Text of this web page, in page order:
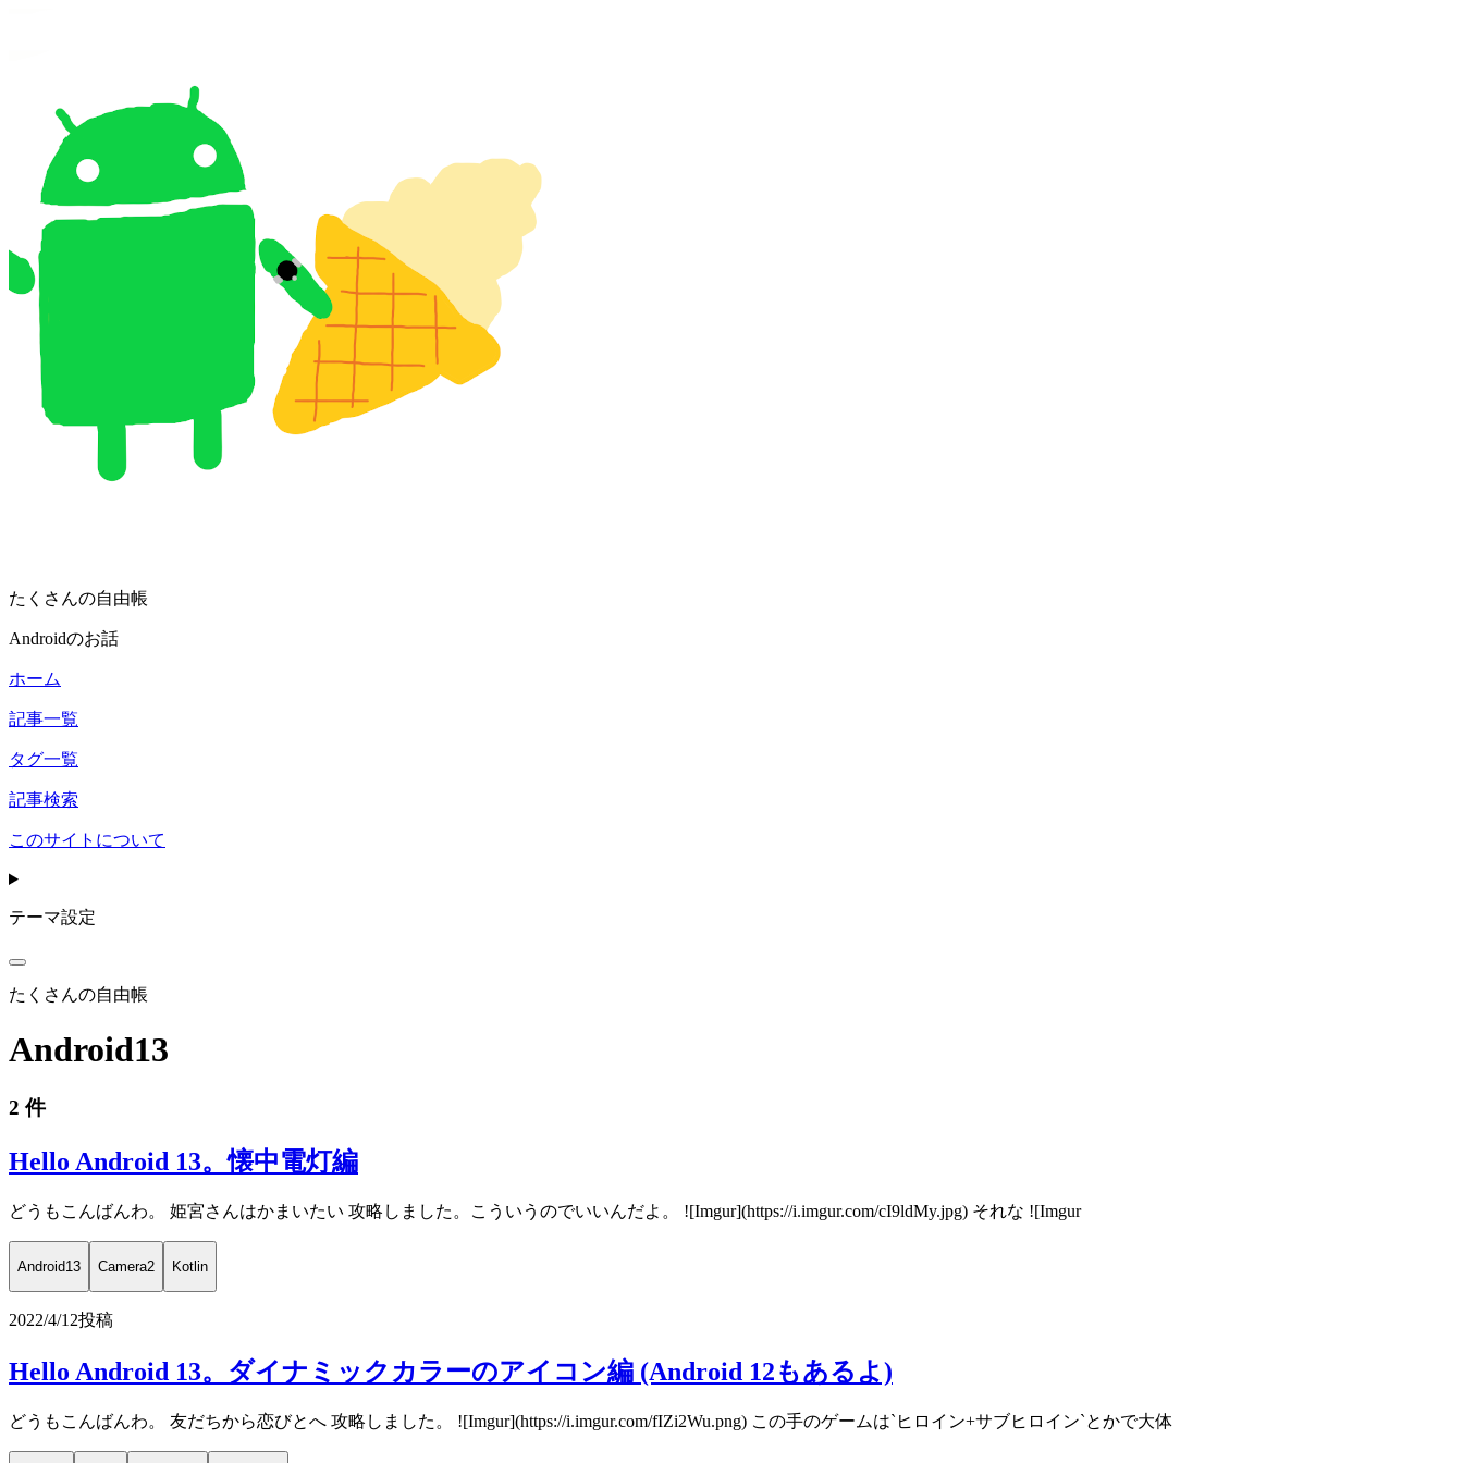
たくさんの自由帳
Androidのお話
ホーム
記事一覧
タグ一覧
記事検索
このサイトについて
テーマ設定
たくさんの自由帳
Android13
2 件
Hello Android 13。懐中電灯編
どうもこんばんわ。 姫宮さんはかまいたい 攻略しました。こういうのでいいんだよ。 ![Imgur](https://i.imgur.com/cI9ldMy.jpg) それな ![Imgur
Android13 Camera2 Kotlin
2022/4/12投稿
Hello Android 13。ダイナミックカラーのアイコン編 (Android 12もあるよ)
どうもこんばんわ。 友だちから恋びとへ 攻略しました。 ![Imgur](https://i.imgur.com/fIZi2Wu.png) この手のゲームは`ヒロイン+サブヒロイン`とかで大体